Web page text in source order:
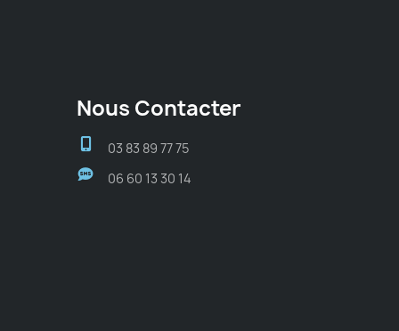
Nous Contacter
03 83 89 77 75
06 60 13 30 14